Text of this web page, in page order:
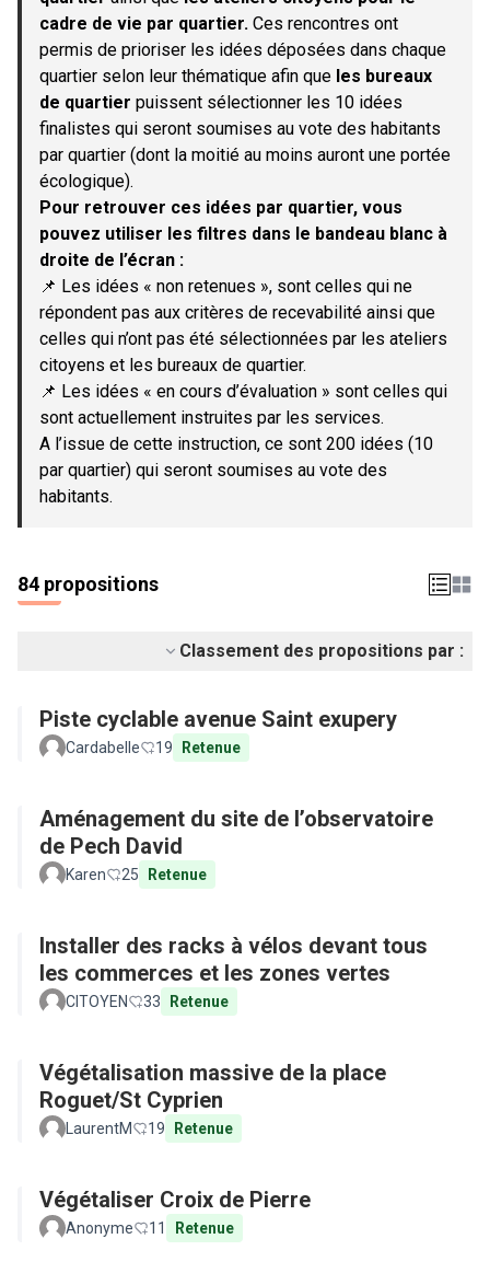
cadre de vie par quartier. Ces rencontres ont
permis de prioriser les idées déposées dans chaque
quartier selon leur thématique afin que les bureaux
de quartier puissent sélectionner les 10 idées
finalistes qui seront soumises au vote des habitants
par quartier (dont la moitié au moins auront une portée
écologique).
Pour retrouver ces idées par quartier, vous
pouvez utiliser les filtres dans le bandeau blanc à
droite de l’écran :
📌 Les idées « non retenues », sont celles qui ne
répondent pas aux critères de recevabilité ainsi que
celles qui n’ont pas été sélectionnées par les ateliers
citoyens et les bureaux de quartier.
📌 Les idées « en cours d’évaluation » sont celles qui
sont actuellement instruites par les services.
A l’issue de cette instruction, ce sont 200 idées (10
par quartier) qui seront soumises au vote des
habitants.
84 propositions
Classement des propositions par :
Piste cyclable avenue Saint exupery
Cardabelle 19 Retenue
Aménagement du site de l’observatoire
de Pech David
Karen 25 Retenue
Installer des racks à vélos devant tous
les commerces et les zones vertes
CITOYEN 33 Retenue
Végétalisation massive de la place
Roguet/St Cyprien
LaurentM 19 Retenue
Végétaliser Croix de Pierre
Anonyme 11 Retenue